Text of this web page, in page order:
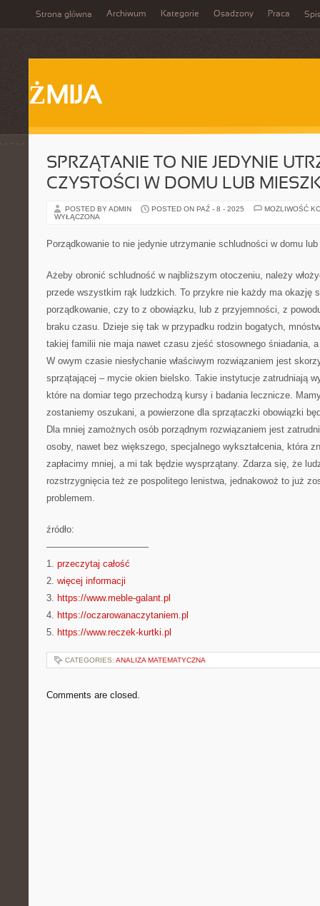
Strona główna Archiwum Kategorie Osadzony Praca
ŻMIJA
SPRZĄTANIE TO NIE JEDYNIE
CZYSTOŚCI W DOMU LUB
POSTED BY ADMIN POSTED ON PAŹ - 8 - 2025
MOŻLIWOŚĆ
WYŁĄCZONA
Porządkowanie to nie jedynie utrzymanie schludności w domu
Ażeby obronić schludność w najbliższym otoczeniu, należy
przede wszystkim rąk ludzkich. To przykre nie każdy ma okazję
porządkowanie, czy to z obowiązku, lub z przyjemności, z
braku czasu. Dzieje się tak w przypadku rodzin bogatych,
takiej familii nie maja nawet czasu zjeść stosownego śniadania,
W owym czasie niesłychanie właściwym rozwiązaniem jest
sprzątającej – mycie okien bielsko. Takie instytucje zatrudniają
które na domiar tego przechodzą kursy i badania lecznicze.
zostaniemy oszukani, a powierzone dla sprzątaczki obowiązki
Dla mniej zamożnych osób porządnym rozwiązaniem jest
osoby, nawet bez większego, specjalnego wykształcenia, która
zapłacimy mniej, a mi tak będzie wysprzątany. Zdarza się, że
rozstrzygnięcia też ze pospolitego lenistwa, jednakowoż to już
problemem.
źródło:
———————————
1. przeczytaj całość
2. więcej informacji
3. https://www.meble-galant.pl
4. https://oczarowanaczytaniem.pl
5. https://www.reczek-kurtki.pl
CATEGORIES: ANALIZA MATEMATYCZNA
Comments are closed.